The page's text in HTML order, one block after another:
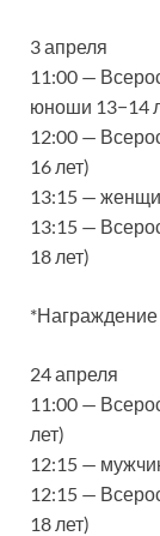
3 апреля
11:00 —
юноши 13−14
12:00 —
16 лет)
13:15 —
13:15 —
18 лет)
*Награждение
24 апреля
11:00 —
лет)
12:15 —
12:15 —
18 лет)